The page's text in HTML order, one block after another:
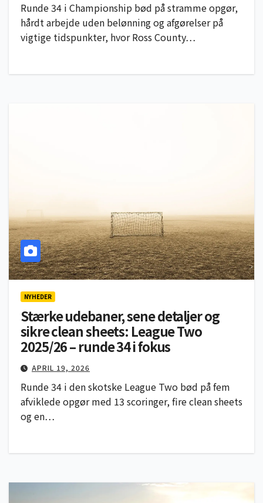
Runde 34 i Championship bød på stramme opgør,
hårdt arbejde uden belønning og afgørelser på
vigtige tidspunkter, hvor Ross County…
NYHEDER
Stærke udebaner, sene detaljer og
sikre clean sheets: League Two
2025/26 – runde 34 i fokus
APRIL 19, 2026
Runde 34 i den skotske League Two bød på fem
afviklede opgør med 13 scoringer, fire clean sheets
og en…